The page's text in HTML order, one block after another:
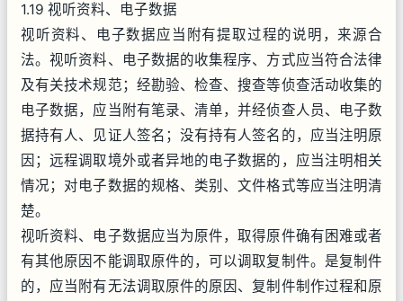
1.19 视听资料、电子数据
视听资料、电子数据应当附有提取过程的说明，来源合
法。视听资料、电子数据的收集程序、方式应当符合法律
及有关技术规范；经勘验、检查、搜查等侦查活动收集的
电子数据，应当附有笔录、清单，并经侦查人员、电子数
据持有人、见证人签名；没有持有人签名的，应当注明原
因；远程调取境外或者异地的电子数据的，应当注明相关
情况；对电子数据的规格、类别、文件格式等应当注明清
楚。
视听资料、电子数据应当为原件，取得原件确有困难或者
有其他原因不能调取原件的，可以调取复制件。是复制件
的，应当附有无法调取原件的原因、复制件制作过程和原